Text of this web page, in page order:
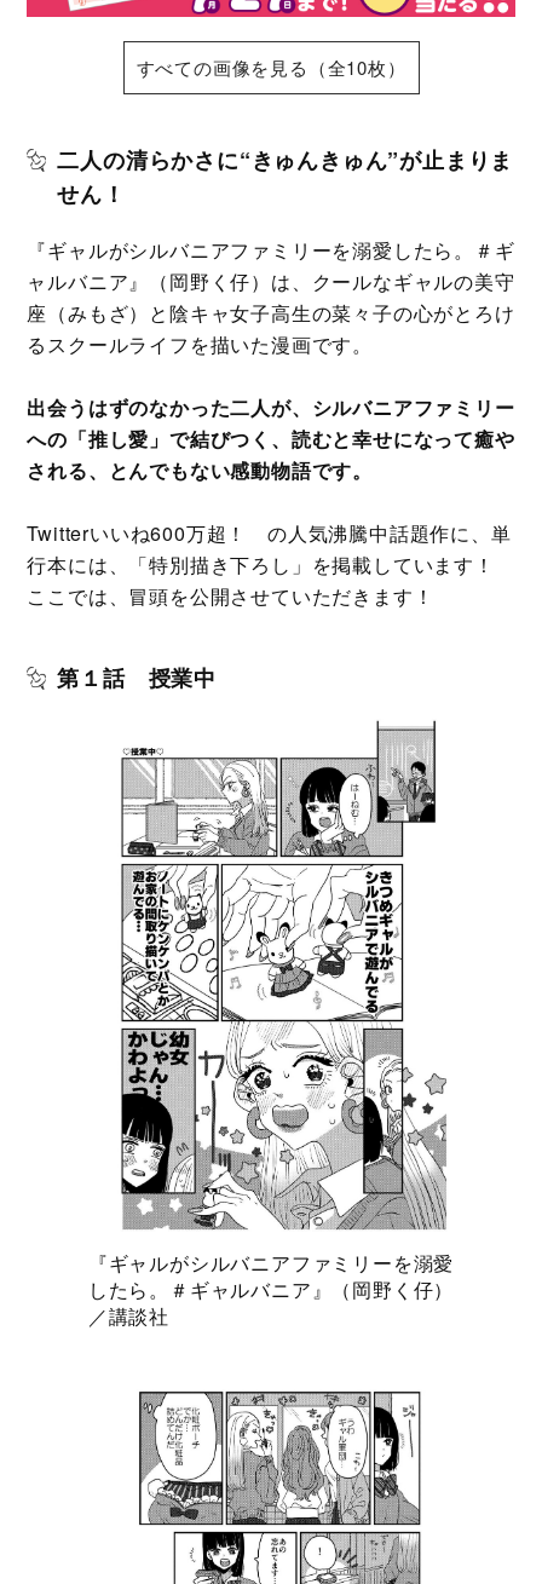
すべての画像を見る（全10枚）
二人の清らかさに“きゅんきゅん”が止まりま
せん！
『ギャルがシルバニアファミリーを溺愛したら。＃ギ
ャルバニア』（岡野く仔）は、クールなギャルの美守
座（みもざ）と陰キャ女子高生の菜々子の心がとろけ
るスクールライフを描いた漫画です。
出会うはずのなかった二人が、シルバニアファミリー
への「推し愛」で結びつく、読むと幸せになって癒や
される、とんでもない感動物語です。
Twitterいいね600万超！ の人気沸騰中話題作に、単
行本には、「特別描き下ろし」を掲載しています！
ここでは、冒頭を公開させていただきます！
第１話 授業中
『ギャルがシルバニアファミリーを溺愛
したら。＃ギャルバニア』（岡野く仔）
／講談社